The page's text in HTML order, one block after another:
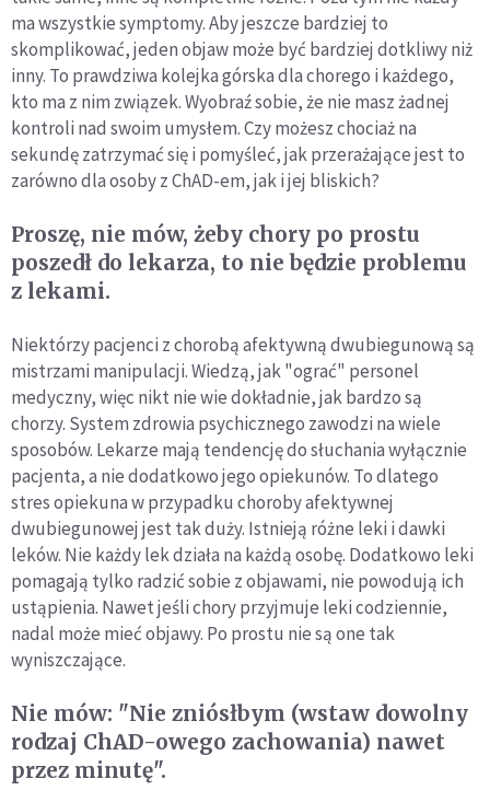
ma wszystkie symptomy. Aby jeszcze bardziej to
skomplikować, jeden objaw może być bardziej dotkliwy niż
inny. To prawdziwa kolejka górska dla chorego i każdego,
kto ma z nim związek. Wyobraź sobie, że nie masz żadnej
kontroli nad swoim umysłem. Czy możesz chociaż na
sekundę zatrzymać się i pomyśleć, jak przerażające jest to
zarówno dla osoby z ChAD-em, jak i jej bliskich?
Proszę, nie mów, żeby chory po prostu
poszedł do lekarza, to nie będzie problemu
z lekami.
Niektórzy pacjenci z chorobą afektywną dwubiegunową są
mistrzami manipulacji. Wiedzą, jak "ograć" personel
medyczny, więc nikt nie wie dokładnie, jak bardzo są
chorzy. System zdrowia psychicznego zawodzi na wiele
sposobów. Lekarze mają tendencję do słuchania wyłącznie
pacjenta, a nie dodatkowo jego opiekunów. To dlatego
stres opiekuna w przypadku choroby afektywnej
dwubiegunowej jest tak duży. Istnieją różne leki i dawki
leków. Nie każdy lek działa na każdą osobę. Dodatkowo leki
pomagają tylko radzić sobie z objawami, nie powodują ich
ustąpienia. Nawet jeśli chory przyjmuje leki codziennie,
nadal może mieć objawy. Po prostu nie są one tak
wyniszczające.
Nie mów: "Nie zniósłbym (wstaw dowolny
rodzaj ChAD-owego zachowania) nawet
przez minutę".